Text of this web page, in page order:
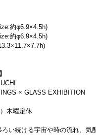
約φ6.9×4.5h)
約φ6.9×4.5h)
× GLASS EXHIBITION
木曜定休
ろい続ける宇宙や時の流れ、